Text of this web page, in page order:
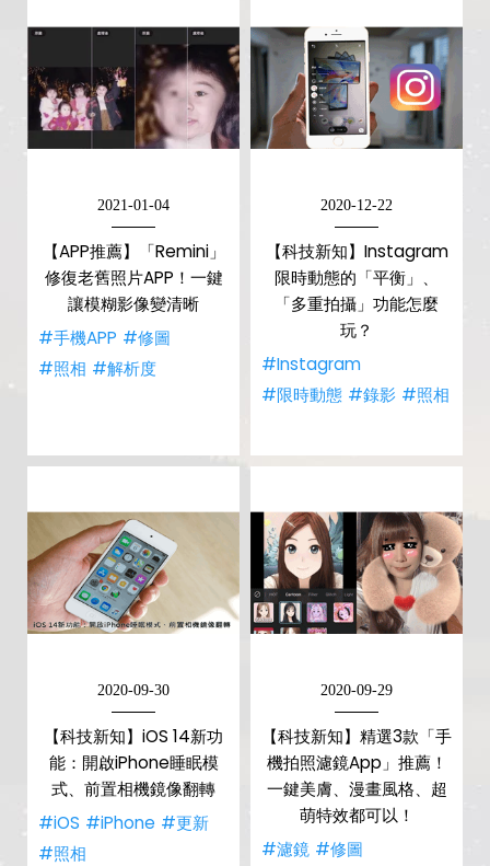
2021-01-04
【APP推薦】「Remini」
修復老舊照片APP！一鍵
讓模糊影像變清晰
#手機APP #修圖
#照相 #解析度
2020-12-22
【科技新知】Instagram
限時動態的「平衡」、
「多重拍攝」功能怎麼
玩？
#Instagram
#限時動態 #錄影 #照相
2020-09-30
【科技新知】iOS 14新功
能：開啟iPhone睡眠模
式、前置相機鏡像翻轉
#iOS #iPhone #更新
#照相
2020-09-29
【科技新知】精選3款「手
機拍照濾鏡App」推薦！
一鍵美膚、漫畫風格、超
萌特效都可以！
#濾鏡 #修圖